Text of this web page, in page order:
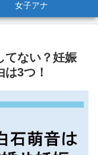
女子アナ
てない？妊娠
3つ！